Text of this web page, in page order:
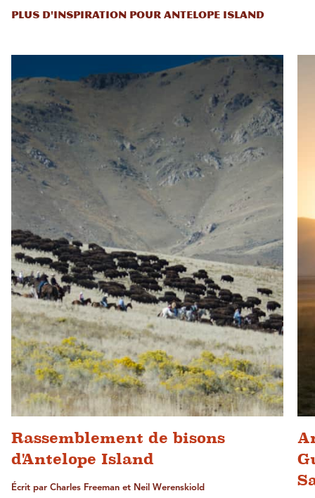
PLUS D'INSPIRATION POUR ANTELOPE ISLAND
Rassemblement de bisons
d'Antelope Island
Écrit par Charles Freeman et Neil Werenskiold